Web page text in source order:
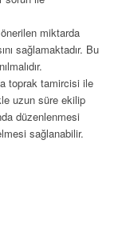
önerilen miktarda
sağlamaktadır. Bu
toprak tamircisi ile
uzun süre ekilip
düzenlenmesi
sağlanabilir.